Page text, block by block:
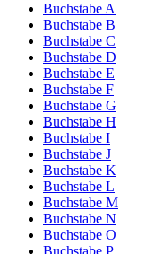
Buchstabe A
Buchstabe B
Buchstabe C
Buchstabe D
Buchstabe E
Buchstabe F
Buchstabe G
Buchstabe H
Buchstabe I
Buchstabe J
Buchstabe K
Buchstabe L
Buchstabe M
Buchstabe N
Buchstabe O